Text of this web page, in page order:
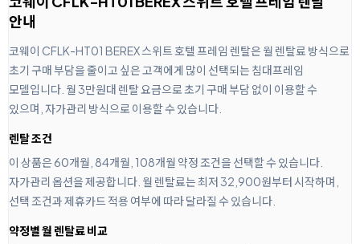
안내
코웨이 CFLK-HT01 BEREX 스위트 호텔 프레임 렌탈은 월 렌탈료 방식으로
초기 구매 부담을 줄이고 싶은 고객에게 많이 선택되는 침대프레임
모델입니다. 월 3만원대 렌탈 요금으로 초기 구매 부담 없이 이용할 수
있으며, 자가관리 방식으로 이용할 수 있습니다.
렌탈 조건
이 상품은 60개월, 84개월, 108개월 약정 조건을 선택할 수 있습니다.
자가관리 옵션을 제공합니다. 월 렌탈료는 최저 32,900원부터 시작하며,
선택 조건과 제휴카드 적용 여부에 따라 달라질 수 있습니다.
약정별 월 렌탈료 비교